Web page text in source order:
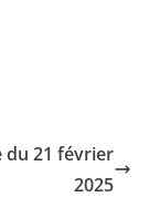
du 21 février
2025